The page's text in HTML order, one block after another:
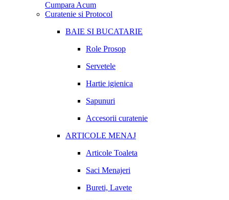
Cumpara Acum
Curatenie si Protocol
BAIE SI BUCATARIE
Role Prosop
Servetele
Hartie igienica
Sapunuri
Accesorii curatenie
ARTICOLE MENAJ
Articole Toaleta
Saci Menajeri
Bureti, Lavete